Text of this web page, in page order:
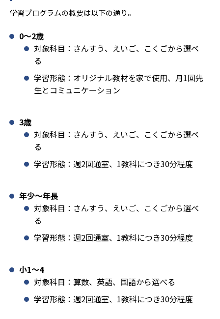
学習プログラムの概要は以下の通り。
0〜2歳
対象科目：さんすう、えいご、こくごから選べ
る
学習形態：オリジナル教材を家で使用、月1回先
生とコミュニケーション
3歳
対象科目：さんすう、えいご、こくごから選べ
る
学習形態：週2回通室、1教科につき30分程度
年少〜年長
対象科目：さんすう、えいご、こくごから選べ
る
学習形態：週2回通室、1教科につき30分程度
小1️〜4
対象科目：算数、英語、国語から選べる
学習形態：週2回通室、1教科につき30分程度